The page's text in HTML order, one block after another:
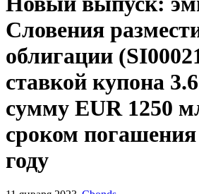
Запросить доступ
Новый выпуск:
Словения
облигации
ставкой купона
сумму EUR 1250